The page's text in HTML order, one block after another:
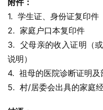
附件：
1.  学生证、身份证复印件
2.  家庭户口本复印件
3.  父母亲的收入证明（
说明）
4.  祖母的医院诊断证明
5.  村/居委会出具的家庭